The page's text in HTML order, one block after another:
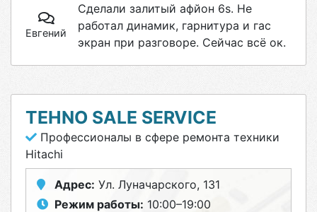
Евгений
Сделали залитый афйон 6s. Не
работал динамик, гарнитура и гас
экран при разговоре. Сейчас всё ок.
TEHNO SALE SERVICE
Профессионалы в сфере ремонта техники
Hitachi
Адрес: Ул. Луначарского, 131
Режим работы: 10:00–19:00